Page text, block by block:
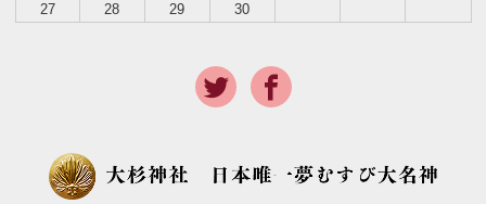
27
28 29 30